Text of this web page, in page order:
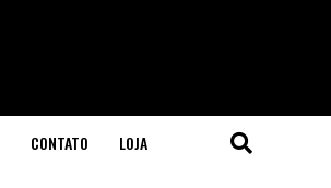
CONTATO LOJA